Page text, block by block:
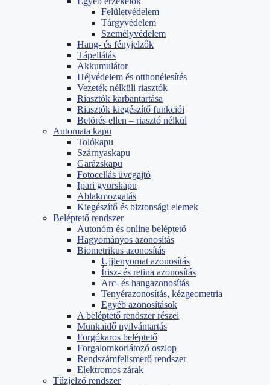
Felületvédelem
Tárgyvédelem
Személyvédelem
Hang- és fényjelzők
Tápellátás
Akkumulátor
Héjvédelem és otthonélesítés
Vezeték nélküli riasztók
Riasztók karbantartása
Riasztók kiegészítő funkciói
Betörés ellen – riasztó nélkül
Automata kapu
Tolókapu
Szárnyaskapu
Garázskapu
Fotocellás üvegajtó
Ipari gyorskapu
Ablakmozgatás
Kiegészítő és biztonsági elemek
Beléptető rendszer
Autonóm és online beléptető
Hagyományos azonosítás
Biometrikus azonosítás
Ujjlenyomat azonosítás
Írisz- és retina azonosítás
Arc- és hangazonosítás
Tenyérazonosítás, kézgeometria
Egyéb azonosítások
A beléptető rendszer részei
Munkaidő nyilvántartás
Forgókaros beléptető
Forgalomkorlátozó oszlop
Rendszámfelismerő rendszer
Elektromos zárak
Tűzjelző rendszer